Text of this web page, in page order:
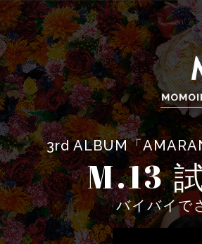
3rd ALBUM「
M.13
バイバイで